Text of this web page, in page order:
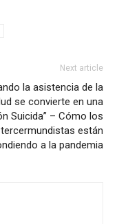
Next article
la asistencia de la
se convierte en una
Suicida” – Cómo los
están
a la pandemia